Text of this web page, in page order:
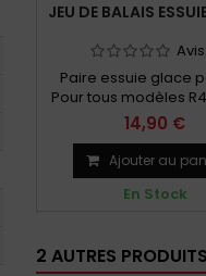
JEU DE BALAIS
Avis:
Paire essuie glace
Pour tous modèles
et Fourgonnette F4
14,90 €
Ajouter au
En Stock
2 AUTRES